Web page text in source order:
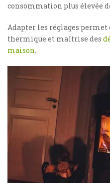
consommation plus élevée
Adapter les réglages
thermique et maîtrise des
maison.